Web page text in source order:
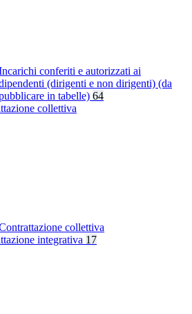
conferiti e autorizzati ai
(dirigenti e non dirigenti) (da
in tabelle) 64
collettiva
collettiva
integrativa 17